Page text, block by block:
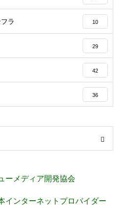
ラ 10
29
42
36
ーメディア開発協会
インターネットプロバイダー